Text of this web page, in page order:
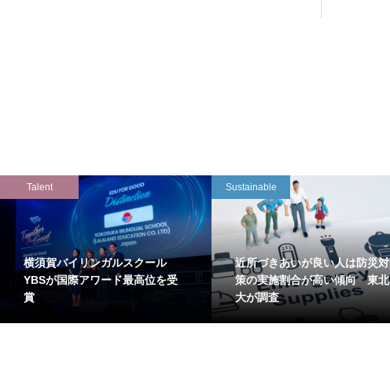
Talent
横須賀バイリンガルスクール
YBSが国際アワード最高位を受
賞
Sustainable
近所づきあいが良い人は防災対
策の実施割合が高い傾向 東北
大が調査